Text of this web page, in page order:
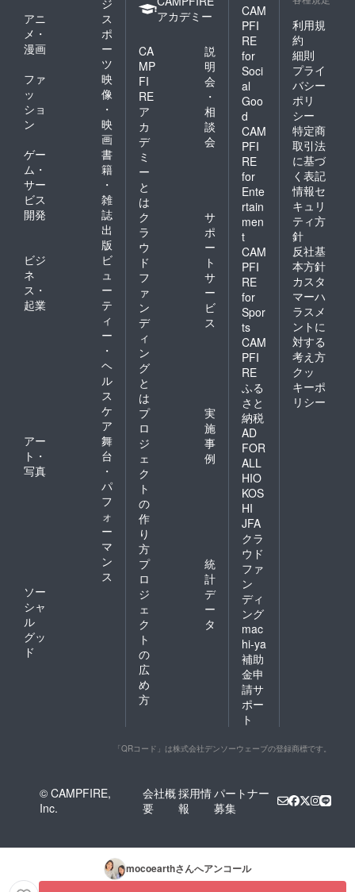
ります。だけど資金も無
く、スポンサーもいない私
たちに手を差し伸べて支援
してくださった皆さまと、
メンバーとメンバーの家
族、私の家族。その想いが
地球に伝わったんじゃない
かと思っています。さぁ、
次はどこでやれるかな？？
同じ想いの人たち、この指
とーまれ！！で広がってい
くことを望みます。ありが
とうございました！！！
アニ
メ・
漫画
ス
ポ
ー
ツ
ファ
ッ
ショ
ン
映
像
・
映
画
ゲー
ム・
サー
ビス
開発
書
籍
・
雑
誌
出
版
ビジ
ネ
ス・
起業
ビ
ュ
ー
テ
ィ
ー
・
ヘ
ル
ス
ケ
ア
アー
ト・
写真
舞
台
・
パ
フ
ォ
ー
マ
ン
ス
ソー
シャ
ル
グッ
ド
アカデミー
CA
MP
FI
RE
ア
カ
デ
ミ
ー
と
は
説
明
会
・
相
談
会
ク
ラ
ウ
ド
フ
ァ
ン
デ
ィ
ン
グ
と
は
サ
ポ
ー
ト
サ
ー
ビ
ス
プ
ロ
ジ
ェ
ク
ト
の
作
り
方
実
施
事
例
プ
ロ
ジ
ェ
ク
ト
の
広
め
方
統
計
デ
ー
タ
CAM
PFI
RE
for
Soci
al
Goo
d
CAM
PFI
RE
for
Ente
rtain
men
t
CAM
PFI
RE
for
Spor
ts
CAM
PFI
RE
ふる
さと
納税
AD
FOR
ALL
HIO
KOS
HI
JFA
クラ
ウド
ファ
ン
ディ
ング
mac
hi-ya
補助
金申
請サ
ポー
ト
利用規
約
細則
プライ
バシー
ポリ
シー
特定商
取引法
に基づ
く表記
情報セ
キュリ
ティ方
針
反社基
本方針
カスタ
マーハ
ラスメ
ントに
対する
考え方
クッ
キーポ
リシー
「QRコード」は株式会社デンソーウェーブの登録商標です。
© CAMPFIRE,
Inc.
会社概
要
採用情
報
パートナー
募集
mocoearthさんへアンコール